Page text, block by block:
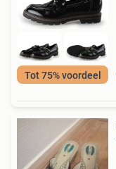
Tot 75% voordeel